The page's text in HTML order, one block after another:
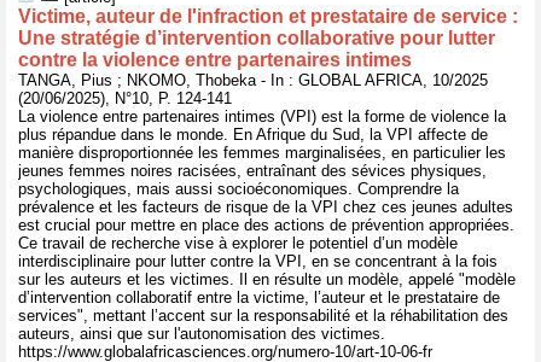
Victime, auteur de l'infraction et prestataire de service :
Une stratégie d’intervention collaborative pour lutter
contre la violence entre partenaires intimes
TANGA, Pius ; NKOMO, Thobeka - In : GLOBAL AFRICA, 10/2025
(20/06/2025), N°10, P. 124-141
La violence entre partenaires intimes (VPI) est la forme de violence la
plus répandue dans le monde. En Afrique du Sud, la VPI affecte de
manière disproportionnée les femmes marginalisées, en particulier les
jeunes femmes noires racisées, entraînant des sévices physiques,
psychologiques, mais aussi socioéconomiques. Comprendre la
prévalence et les facteurs de risque de la VPI chez ces jeunes adultes
est crucial pour mettre en place des actions de prévention appropriées.
Ce travail de recherche vise à explorer le potentiel d’un modèle
interdisciplinaire pour lutter contre la VPI, en se concentrant à la fois
sur les auteurs et les victimes. Il en résulte un modèle, appelé "modèle
d’intervention collaboratif entre la victime, l’auteur et le prestataire de
services", mettant l’accent sur la responsabilité et la réhabilitation des
auteurs, ainsi que sur l'autonomisation des victimes.
https://www.globalafricasciences.org/numero-10/art-10-06-fr